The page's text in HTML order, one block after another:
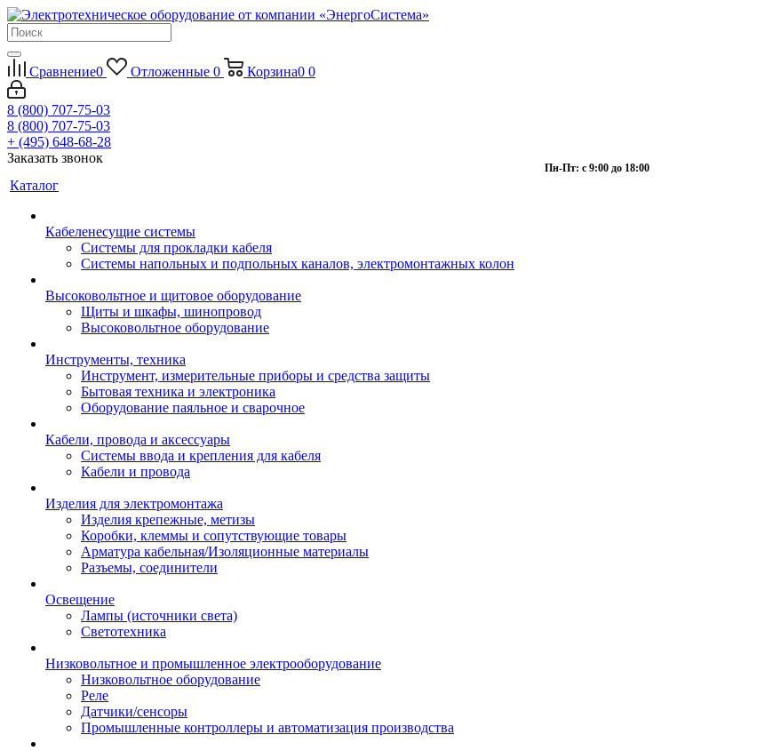
Сравнение0 Отложенные 0 Корзина0 0
8 (800) 707-75-03
8 (800) 707-75-03
+ (495) 648-68-28
Заказать звонок
Пн-Пт: с 9:00 до 18:00
Каталог
Кабеленесущие системы
Системы для прокладки кабеля
Системы напольных и подпольных каналов, электромонтажных колон
Высоковольтное и щитовое оборудование
Щиты и шкафы, шинопровод
Высоковольтное оборудование
Инструменты, техника
Инструмент, измерительные приборы и средства защиты
Бытовая техника и электроника
Оборудование паяльное и сварочное
Кабели, провода и аксессуары
Системы ввода и крепления для кабеля
Кабели и провода
Изделия для электромонтажа
Изделия крепежные, метизы
Коробки, клеммы и сопутствующие товары
Арматура кабельная/Изоляционные материалы
Разъемы, соединители
Освещение
Лампы (источники света)
Светотехника
Низковольтное и промышленное электрооборудование
Низковольтное оборудование
Реле
Датчики/сенсоры
Промышленные контроллеры и автоматизация производства